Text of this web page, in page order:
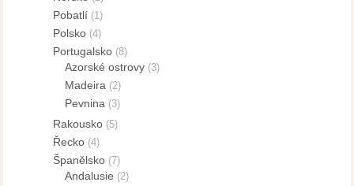
Pobatlí (1)
Polsko (4)
Portugalsko (8)
Azorské ostrovy (3)
Madeira (2)
Pevnina (3)
Rakousko (5)
Řecko (4)
Španělsko (7)
Andalusie (2)